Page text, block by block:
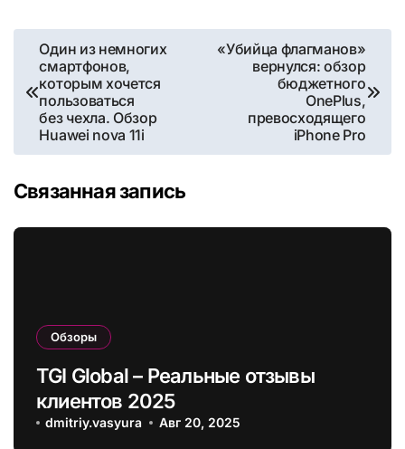
Навигация
по
записям
Один из немногих
смартфонов,
которым хочется
пользоваться
без чехла. Обзор
Huawei nova 11i
«Убийца флагманов»
вернулся: обзор
бюджетного
OnePlus,
превосходящего
iPhone Pro
Связанная запись
Обзоры
TGI Global – Реальные отзывы
клиентов 2025
dmitriy.vasyura Авг 20, 2025